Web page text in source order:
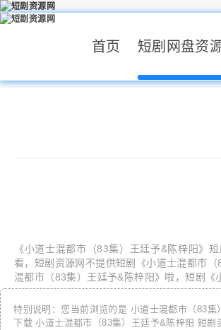
首页 短剧网盘资
《小道士混都市（83集）王廷予&陈梓阳》
看， 短剧资源网 不提供短剧《小道士混都市（
混都市（83集）王廷予&陈梓阳》啦，短剧《
特别说明：您当前浏览的是 小道士混都市（83集
下载小道士混都市（83集）王廷予&陈梓阳 短剧